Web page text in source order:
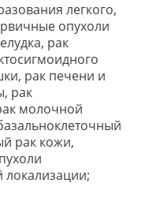
легкого,
опухоли
рак
рак печени и
рак
молочной
рак кожи,